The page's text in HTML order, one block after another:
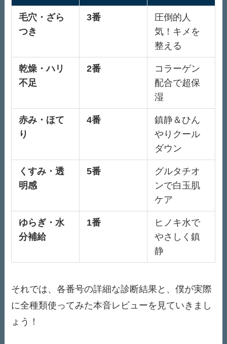
毛穴・ざら
つき
3番
圧倒的人
気！キメを
整える
乾燥・ハリ
不足
2番
コラーゲン
配合で超保
湿
赤み・ほて
り
4番
鎮静＆ひん
やりクール
ダウン
くすみ・透
明感
5番
グルタチオ
ンで白玉肌
ケア
ゆらぎ・水
分補給
1番
ヒノキ水で
やさしく鎮
静
それでは、各番号の詳細な診断結果と、僕が実際
に全種類使ってみた本音レビューを見ていきまし
ょう！